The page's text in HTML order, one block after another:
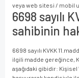
veya web sitesi / mobil
6698 sayılı
sahibinin
6698 sayılı KVKK
ilgili madde gereğince,
aşağıdaki gibidir: